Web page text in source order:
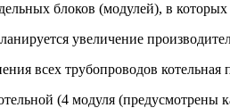
блоков (модулей), в
увеличение
всех трубопроводов
(4 модуля (предусмотрены